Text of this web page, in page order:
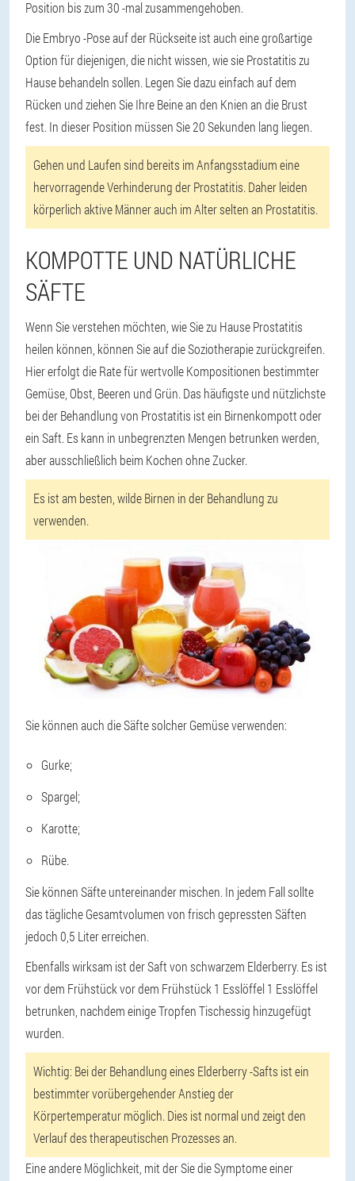
Position bis zum 30 -mal zusammengehoben.
Die Embryo -Pose auf der Rückseite ist auch eine großartige
Option für diejenigen, die nicht wissen, wie sie Prostatitis zu
Hause behandeln sollen. Legen Sie dazu einfach auf dem
Rücken und ziehen Sie Ihre Beine an den Knien an die Brust
fest. In dieser Position müssen Sie 20 Sekunden lang liegen.
Gehen und Laufen sind bereits im Anfangsstadium eine
hervorragende Verhinderung der Prostatitis. Daher leiden
körperlich aktive Männer auch im Alter selten an Prostatitis.
KOMPOTTE UND NATÜRLICHE
SÄFTE
Wenn Sie verstehen möchten, wie Sie zu Hause Prostatitis
heilen können, können Sie auf die Soziotherapie zurückgreifen.
Hier erfolgt die Rate für wertvolle Kompositionen bestimmter
Gemüse, Obst, Beeren und Grün. Das häufigste und nützlichste
bei der Behandlung von Prostatitis ist ein Birnenkompott oder
ein Saft. Es kann in unbegrenzten Mengen betrunken werden,
aber ausschließlich beim Kochen ohne Zucker.
Es ist am besten, wilde Birnen in der Behandlung zu
verwenden.
Sie können auch die Säfte solcher Gemüse verwenden:
Gurke;
Spargel;
Karotte;
Rübe.
Sie können Säfte untereinander mischen. In jedem Fall sollte
das tägliche Gesamtvolumen von frisch gepressten Säften
jedoch 0,5 Liter erreichen.
Ebenfalls wirksam ist der Saft von schwarzem Elderberry. Es ist
vor dem Frühstück vor dem Frühstück 1 Esslöffel 1 Esslöffel
betrunken, nachdem einige Tropfen Tischessig hinzugefügt
wurden.
Wichtig: Bei der Behandlung eines Elderberry -Safts ist ein
bestimmter vorübergehender Anstieg der
Körpertemperatur möglich. Dies ist normal und zeigt den
Verlauf des therapeutischen Prozesses an.
Eine andere Möglichkeit, mit der Sie die Symptome einer